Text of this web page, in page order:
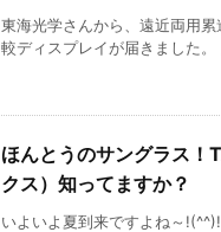
東海光学さんから、遠近両用
較ディスプレイが届きました
ほんとうのサングラス！
クス）知ってますか？
いよいよ夏到来ですよね～